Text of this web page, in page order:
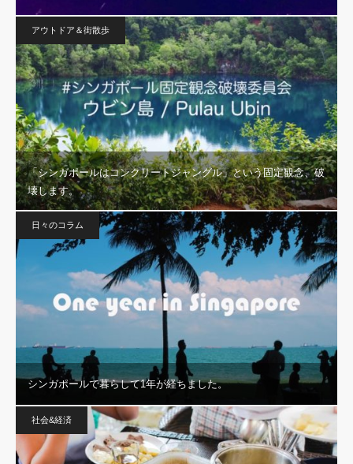
アウトドア＆街散歩
「シンガポールはコンクリートジャングル」という固定観念、破
壊します。
日々のコラム
シンガポールで暮らして1年が経ちました。
社会&経済